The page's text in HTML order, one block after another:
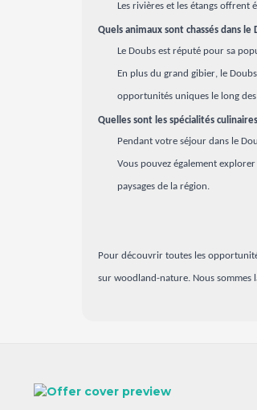
Les rivières et les étangs offrent
Quels animaux sont chassés dans le
Le Doubs est réputé pour sa
En plus du grand gibier, le
opportunités uniques le long
Quelles sont les spécialités
Pendant votre séjour dans le
Vous pouvez également
paysages de la région.
Pour découvrir toutes les
sur woodland-nature. Nous sommes